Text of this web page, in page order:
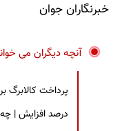
خبرنگاران جوان
آنچه دیگران می
درصد افزایش |